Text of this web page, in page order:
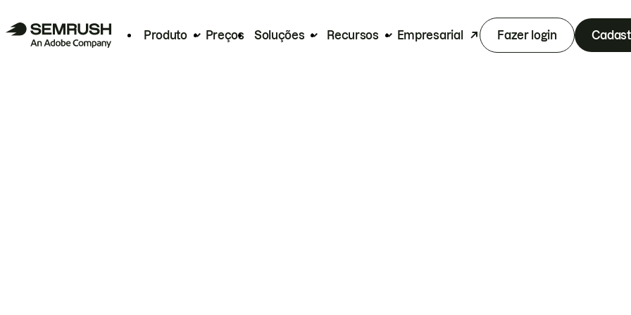
Produto Preços Soluções Recursos Empresarial Fazer login